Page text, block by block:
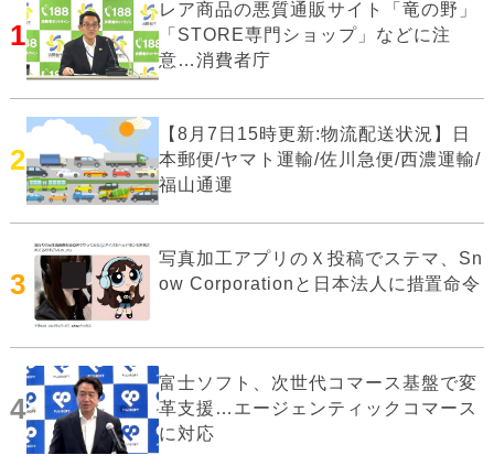
1
レア商品の悪質通販サイト「竜の野」
「STORE専門ショップ」などに注
意…消費者庁
2
【8月7日15時更新:物流配送状況】日
本郵便/ヤマト運輸/佐川急便/西濃運輸/
福山通運
3
写真加工アプリのＸ投稿でステマ、Sn
ow Corporationと日本法人に措置命令
4
富士ソフト、次世代コマース基盤で変
革支援…エージェンティックコマース
に対応